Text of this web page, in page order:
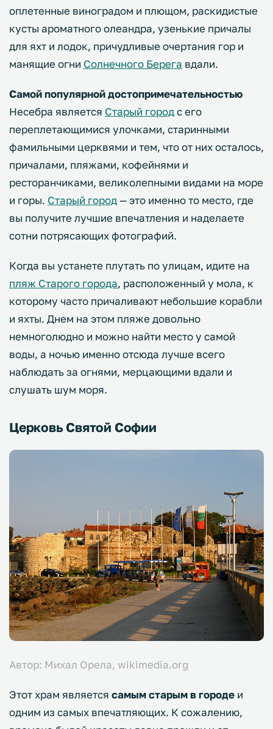
оплетенные виноградом и плющом, раскидистые
кусты ароматного олеандра, узенькие причалы
для яхт и лодок, причудливые очертания гор и
манящие огни Солнечного Берега вдали.
Самой популярной достопримечательностью
Несебра является Старый городс его
переплетающимися улочками, старинными
фамильными церквями и тем, что от них осталось,
причалами, пляжами, кофейнями и
ресторанчиками, великолепными видами на море
и горы. Старый город— это именно то место, где
вы получите лучшие впечатления и наделаете
сотни потрясающих фотографий.
Когда вы устанете плутать по улицам, идите на
пляж Старого города, расположенный у мола, к
которому часто причаливают небольшие корабли
и яхты. Днем на этом пляже довольно
немноголюдно и можно найти место у самой
воды, а ночью именно отсюда лучше всего
наблюдать за огнями, мерцающими вдали и
слушать шум моря.
Церковь Святой Софии
Автор: Михал Орела, wikimedia.org
Этот храм является самым старым в городе и
одним из самых впечатляющих. К сожалению,